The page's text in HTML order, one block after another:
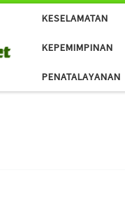
KESELAMATAN
KEPEMIMPINAN
PENATALAYANAN